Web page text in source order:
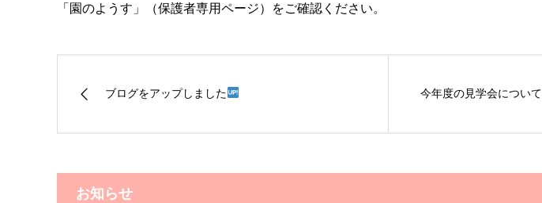
「園のようす」（保護者専用ページ）をご確認ください。
ブログをアップしました 今年度の見学会について
お知らせ